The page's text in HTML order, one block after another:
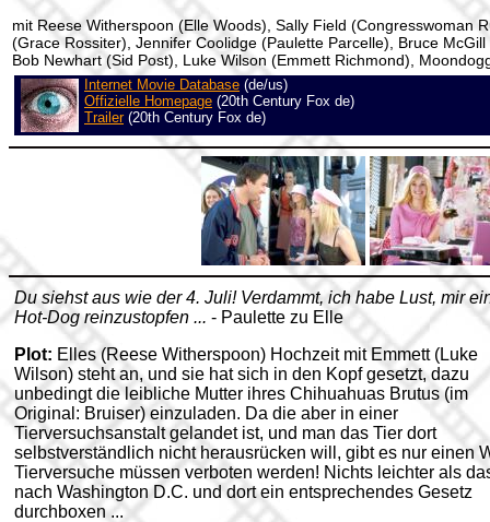
mit Reese Witherspoon (Elle Woods), Sally Field (Congresswoman
(Grace Rossiter), Jennifer Coolidge (Paulette Parcelle), Bruce
Bob Newhart (Sid Post), Luke Wilson (Emmett Richmond),
Internet Movie Database (de/us)
Offizielle Homepage (20th Century Fox de)
Trailer(20th Century Fox de)
Du siehst aus wie der 4. Juli! Verdammt, ich habe Lust, mir
Hot-Dog reinzustopfen ... - Paulette zu Elle
Plot: Elles (Reese Witherspoon) Hochzeit mit Emmett (Luke
Wilson) steht an, und sie hat sich in den Kopf gesetzt, dazu
unbedingt die leibliche Mutter ihres Chihuahuas Brutus (im
Original: Bruiser) einzuladen. Da die aber in einer
Tierversuchsanstalt gelandet ist, und man das Tier dort
selbstverständlich nicht herausrücken will, gibt es nur einen
Tierversuche müssen verboten werden! Nichts leichter als
nach Washington D.C. und dort ein entsprechendes Gesetz
durchboxen ...